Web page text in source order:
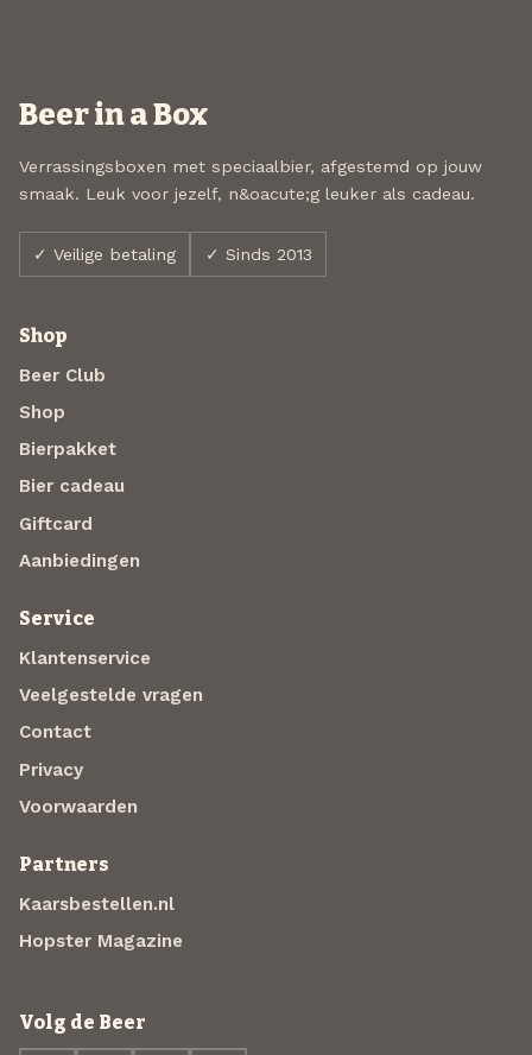
Beer in a Box
Verrassingsboxen met speciaalbier, afgestemd op jouw
smaak. Leuk voor jezelf, n&oacute;g leuker als cadeau.
✓ Veilige betaling ✓ Sinds 2013
Shop
Beer Club
Shop
Bierpakket
Bier cadeau
Giftcard
Aanbiedingen
Service
Klantenservice
Veelgestelde vragen
Contact
Privacy
Voorwaarden
Partners
Kaarsbestellen.nl
Hopster Magazine
Volg de Beer